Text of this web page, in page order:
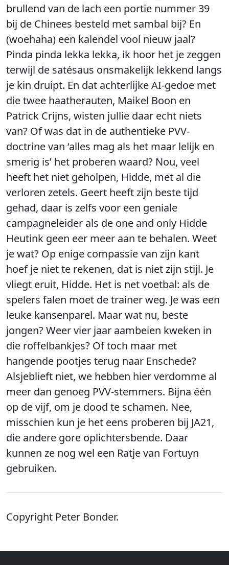
brullend van de lach een portie nummer 39
bij de Chinees besteld met sambal bij? En
(woehaha) een kalendel vool nieuw jaal?
Pinda pinda lekka lekka, ik hoor het je zeggen
terwijl de satésaus onsmakelijk lekkend langs
je kin druipt. En dat achterlijke AI-gedoe met
die twee haatherauten, Maikel Boon en
Patrick Crijns, wisten jullie daar echt niets
van? Of was dat in de authentieke PVV-
doctrine van ‘alles mag als het maar lelijk en
smerig is’ het proberen waard? Nou, veel
heeft het niet geholpen, Hidde, met al die
verloren zetels. Geert heeft zijn beste tijd
gehad, daar is zelfs voor een geniale
campagneleider als de one and only Hidde
Heutink geen eer meer aan te behalen. Weet
je wat? Op enige compassie van zijn kant
hoef je niet te rekenen, dat is niet zijn stijl. Je
vliegt eruit, Hidde. Het is net voetbal: als de
spelers falen moet de trainer weg. Je was een
leuke kansenparel. Maar wat nu, beste
jongen? Weer vier jaar aambeien kweken in
die roffelbankjes? Of toch maar met
hangende pootjes terug naar Enschede?
Alsjeblieft niet, we hebben hier verdomme al
meer dan genoeg PVV-stemmers. Bijna één
op de vijf, om je dood te schamen. Nee,
misschien kun je het eens proberen bij JA21,
die andere gore oplichtersbende. Daar
kunnen ze nog wel een Ratje van Fortuyn
gebruiken.
Copyright Peter Bonder.